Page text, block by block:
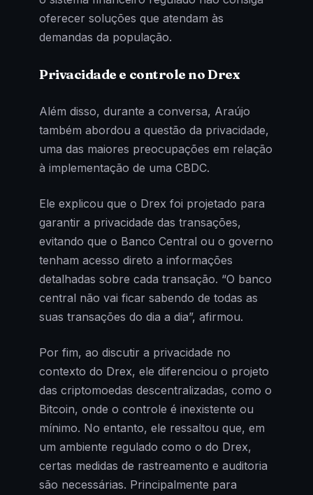
oferecer soluções que atendam às
demandas da população.
Privacidade e controle no Drex
Além disso, durante a conversa, Araújo
também abordou a questão da privacidade,
uma das maiores preocupações em relação
à implementação de uma CBDC.
Ele explicou que o Drex foi projetado para
garantir a privacidade das transações,
evitando que o Banco Central ou o governo
tenham acesso direto a informações
detalhadas sobre cada transação. “O banco
central não vai ficar sabendo de todas as
suas transações do dia a dia”, afirmou.
Por fim, ao discutir a privacidade no
contexto do Drex, ele diferenciou o projeto
das criptomoedas descentralizadas, como o
Bitcoin, onde o controle é inexistente ou
mínimo. No entanto, ele ressaltou que, em
um ambiente regulado como o do Drex,
certas medidas de rastreamento e auditoria
são necessárias. Principalmente para